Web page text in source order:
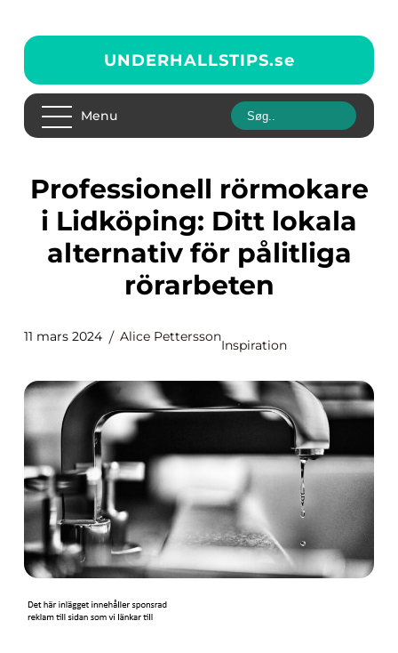
UNDERHALLSTIPS.se
Menu
Professionell rörmokare
i Lidköping: Ditt lokala
alternativ för pålitliga
rörarbeten
11 mars 2024 Alice Pettersson
Inspiration